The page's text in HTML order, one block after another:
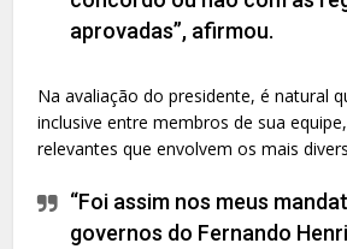
aprovadas”, afirmou.
Na avaliação do presidente, é natural
inclusive entre membros de sua
relevantes que envolvem os mais
“Foi assim nos meus
governos do Fernando